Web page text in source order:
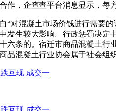
作，企查查平台消息显示，每
混凝土市场价钱进行需要的
发生较大影响。行政惩罚决
六条的。宿迁市商品混凝土
品混凝土行业协会属于社会组
互现 成交一
互现 成交一